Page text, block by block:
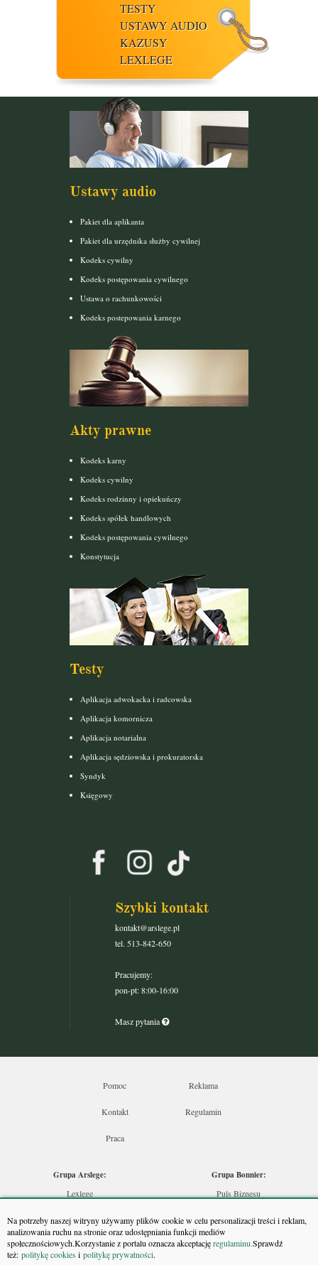
Na potrzeby naszej witryny używamy plików cookie w celu personalizacji treści i reklam,
analizowania ruchu na stronie oraz udostępniania funkcji mediów
społecznościowych.Korzystanie z portalu oznacza akceptacjęregulaminu.Sprawdź
też: politykę cookiesi politykę prywatności.
TESTY
USTAWY AUDIO
KAZUSY
LEXLEGE
Ustawy audio
Pakiet dla aplikanta
Pakiet dla urzędnika służby cywilnej
Kodeks cywilny
Kodeks postępowania cywilnego
Ustawa o rachunkowości
Kodeks postepowania karnego
Akty prawne
Kodeks karny
Kodeks cywilny
Kodeks rodzinny i opiekuńczy
Kodeks spółek handlowych
Kodeks postępowania cywilnego
Konstytucja
Testy
Aplikacja adwokacka i radcowska
Aplikacja komornicza
Aplikacja notarialna
Aplikacja sędziowska i prokuratorska
Syndyk
Księgowy
Szybki kontakt
kontakt@arslege.pl
tel. 513-842-650
Pracujemy:
pon-pt: 8:00-16:00
Masz pytania
Pomoc Reklama
Kontakt Regulamin
Praca
Grupa Arslege:
Lexlege
Skarbowcy
Urzędnik
Rzeczoznawca
Grupa Bonnier:
Puls Biznesu
Puls Medycyny
Monitor Firm